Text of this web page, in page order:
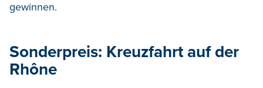
gewinnen.
Sonderpreis: Kreuzfahrt auf der
Rhône